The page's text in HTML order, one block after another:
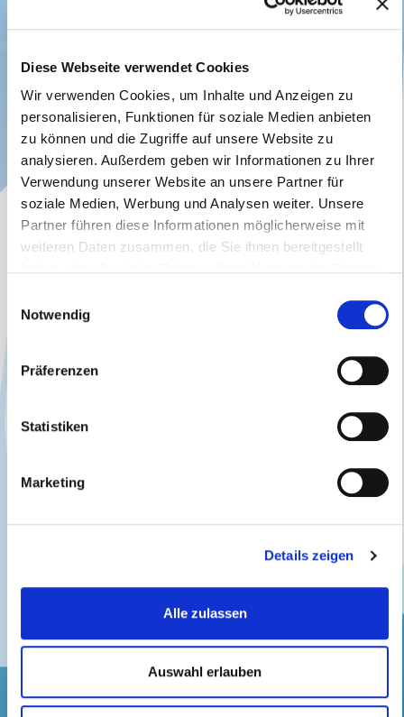
Diese Webseite verwendet Cookies
Wir verwenden Cookies, um Inhalte und Anzeigen zu
personalisieren, Funktionen für soziale Medien anbieten
zu können und die Zugriffe auf unsere Website zu
analysieren. Außerdem geben wir Informationen zu Ihrer
Verwendung unserer Website an unsere Partner für
soziale Medien, Werbung und Analysen weiter. Unsere
Partner führen diese Informationen möglicherweise mit
weiteren Daten zusammen, die Sie ihnen bereitgestellt
Notwendig
Präferenzen
Statistiken
Marketing
Details zeigen
Alle zulassen
Auswahl erlauben